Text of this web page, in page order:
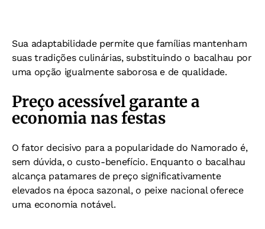
Sua adaptabilidade permite que famílias mantenham
suas tradições culinárias, substituindo o bacalhau por
uma opção igualmente saborosa e de qualidade.
Preço acessível garante a
economia nas festas
O fator decisivo para a popularidade do Namorado é,
sem dúvida, o custo-benefício. Enquanto o bacalhau
alcança patamares de preço significativamente
elevados na época sazonal, o peixe nacional oferece
uma economia notável.